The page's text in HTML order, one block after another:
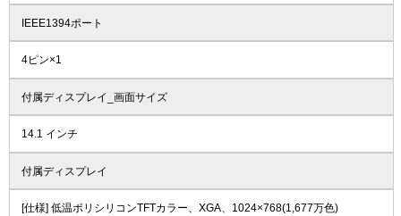
IEEE1394ポート
4ピン×1
付属ディスプレイ_画面サイズ
14.1 インチ
付属ディスプレイ
[仕様] 低温ポリシリコンTFTカラー、XGA、1024×768(1,677万色)